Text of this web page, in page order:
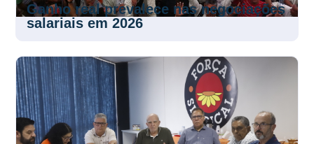
Ganho real prevalece nas negociações
salariais em 2026